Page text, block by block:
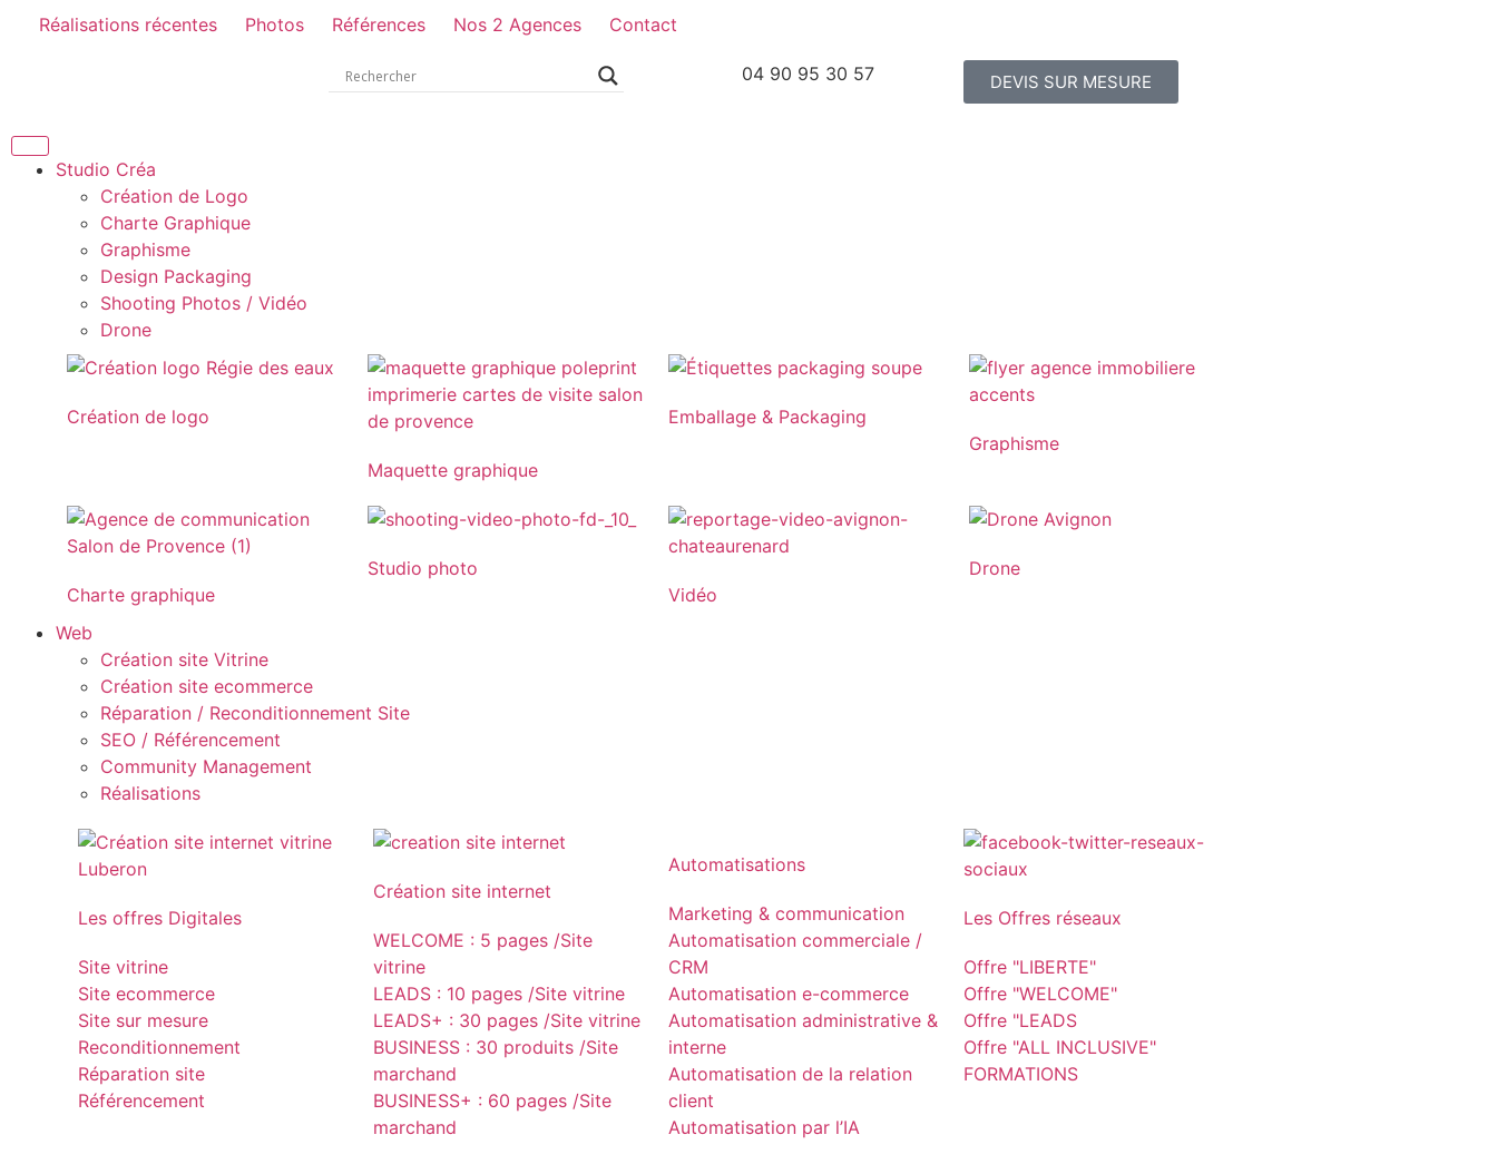
Réalisations récentes Photos Références Nos 2 Agences Contact
04 90 95 30 57 DEVIS SUR MESURE
Studio Créa
Création de Logo
Charte Graphique
Graphisme
Design Packaging
Shooting Photos / Vidéo
Drone
Création de logo
Maquette graphique
Emballage & Packaging
Graphisme
Charte graphique
Studio photo
Vidéo
Drone
Web
Création site Vitrine
Création site ecommerce
Réparation / Reconditionnement Site
SEO / Référencement
Community Management
Réalisations
Les offres Digitales
Site vitrine
Site ecommerce
Site sur mesure
Reconditionnement
Réparation site
Référencement
Création site internet
WELCOME : 5 pages /Site
vitrine
LEADS : 10 pages /Site vitrine
LEADS+ : 30 pages /Site vitrine
BUSINESS : 30 produits /Site
marchand
BUSINESS+ : 60 pages /Site
marchand
Automatisations
Marketing & communication
Automatisation commerciale /
CRM
Automatisation e-commerce
Automatisation administrative &
interne
Automatisation de la relation
client
Automatisation par l’IA
Les Offres réseaux
Offre "LIBERTE"
Offre "WELCOME"
Offre "LEADS
Offre "ALL INCLUSIVE"
FORMATIONS